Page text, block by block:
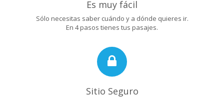
Es muy fácil
Sólo necesitas saber cuándo y a dónde quieres ir.
En 4 pasos tienes tus pasajes.
Sitio Seguro